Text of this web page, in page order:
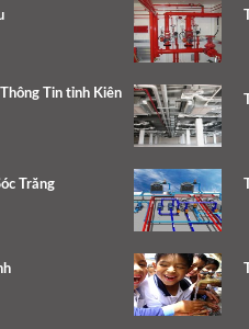
Tin tỉnh Kiên
Trăng